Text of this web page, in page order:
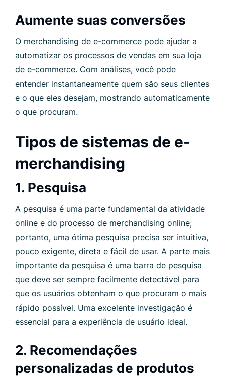
Aumente suas conversões
O merchandising de e-commerce pode ajudar a
automatizar os processos de vendas em sua loja
de e-commerce. Com análises, você pode
entender instantaneamente quem são seus clientes
e o que eles desejam, mostrando automaticamente
o que procuram.
Tipos de sistemas de e-
merchandising
1. Pesquisa
A pesquisa é uma parte fundamental da atividade
online e do processo de merchandising online;
portanto, uma ótima pesquisa precisa ser intuitiva,
pouco exigente, direta e fácil de usar. A parte mais
importante da pesquisa é uma barra de pesquisa
que deve ser sempre facilmente detectável para
que os usuários obtenham o que procuram o mais
rápido possível. Uma excelente investigação é
essencial para a experiência de usuário ideal.
2. Recomendações
personalizadas de produtos